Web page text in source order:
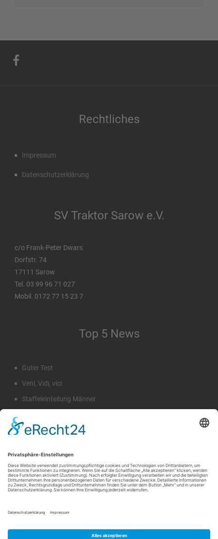
Rechtliches
Impressum
Datenschutzerklärung
SV Traktor Sarow e.V.
c/o Frank-Peter Dwars
Dorfstr. 74
17111 Sarow
Tel. 03 99 96 71 027
Mobil. 0172 77 15 23 7
Top 5 News
Guter Test
Veni, Vidi, vici
Staffeleinteilung Männer
Emil Hahn
Suche